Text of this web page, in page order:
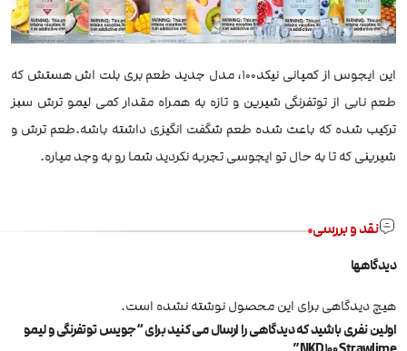
این ایجوس از کمپانی نیکد100، مدل جدید طعم بری بلت اش هستش که
طعم نابی از توتفرنگی شیرین و تازه به همراه مقدار کمی لیمو ترش سبز
ترکیب شده که باعث شده طعم شگفت انگیزی داشته باشه.طعم ترش و
شیرینی که تا به حال تو ایجوسی تجربه نکردید شما رو به وجد میاره.
نقد و بررسی
دیدگاهها
هیچ دیدگاهی برای این محصول نوشته نشده است.
اولین نفری باشید که دیدگاهی را ارسال می کنید برای “جویس توتفرنگی و لیمو